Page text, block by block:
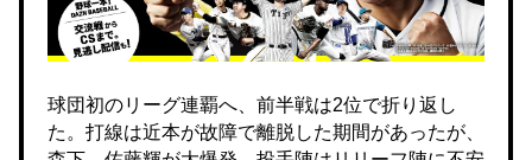
球団初のリーグ連覇へ、前半戦は2位で折り返し
た。打線は近本が故障で離脱した期間があったが、